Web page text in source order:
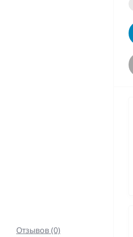
Отзывов (0)